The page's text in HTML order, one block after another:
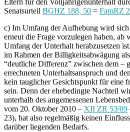
Eltern für den Volljährigenunterhalt
Senatsurteil BGHZ 188, 50 = FamRZ
c) Im Umfang der Aufhebung wird
erneut die Frage vorzulegen haben, ab
Umfang der Unterhalt herabzusetzen
im Rahmen der Billigkeitsabwägung
“deutliche Differenz” zwischen dem –
errechneten Unterhaltsanspruch und
kein tauglicher Gesichtspunkt für eine
sein. Denn der ehebedingte Nachteil
unterhalb des angemessenen
vom 20. Oktober 2010 – XII ZR 53/09
23), hat also regelmäßig keinen
darüber liegenden Bedarfs.